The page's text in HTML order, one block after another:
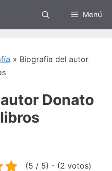
Menú
» Biografía del autor
Donato
(5 / 5) - (2 votos)